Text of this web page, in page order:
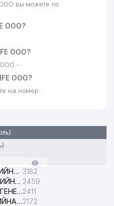
ООО вы можете по
ООО?
ООО?
ООО -
ООО?
на номер .
ЯШНАБАДСКАЯ АВАРИЙНАЯ СЛУЖБА ЭЛЕКТРОСЕТИ 3182
ЧИЛАНЗАРСКАЯ АВАРИЙНАЯ СЛУЖБА ЭЛЕКТРОСЕТИ 2459
ТЕЛЕФОНЫ ДОВЕРИЯ ГЕНЕРАЛЬНОЙ ПРОКУРАТУРЫ РЕСПУБЛИКИ УЗБЕКИСТАН2411
АЛМАЗАРСКАЯ АВАРИЙНАЯ СЛУЖБА ЭЛЕКТРОСЕТИ2172